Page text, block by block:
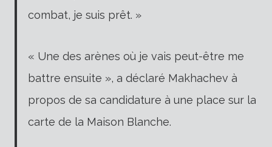
combat, je suis prêt. »
« Une des arènes où je vais peut-être me
battre ensuite », a déclaré Makhachev à
propos de sa candidature à une place sur la
carte de la Maison Blanche.